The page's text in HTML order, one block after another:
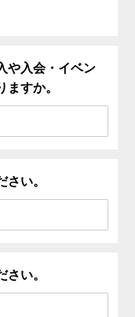
や入会・イベン
ますか。
い。
い。